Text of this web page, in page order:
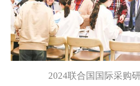
2024联合国国际采购